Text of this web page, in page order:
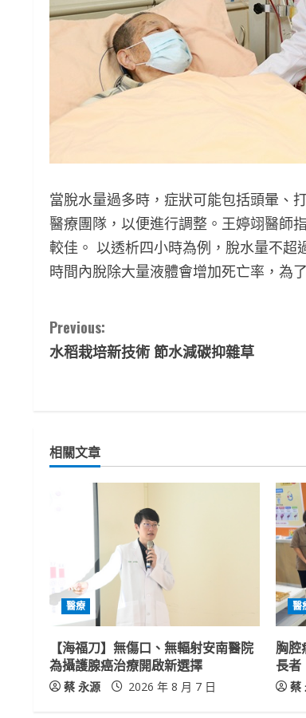
當脫水量過多時，症狀可能包括頭暈、
醫療團隊，以便進行調整。王婷翊醫師
較佳。 以透析四小時為例，脫水量不
時間內脫除大量液體會增加死亡率，為
C
o
i
e
R
e
a
d
Previous:
水稻栽培新技術 節水減碳抑雜草
相關文章
醫療
【海福刀】無傷口、無輻射安南醫院
為攝護腺癌治療開啟新選擇
蔡 永源 2026 年 8 月 7 日
醫
胸腔
長者
蔡